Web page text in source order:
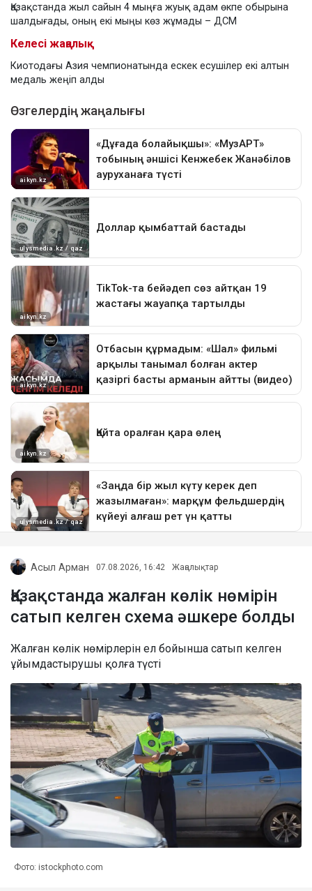
Қазақстанда жыл сайын 4 мыңға жуық адам өкпе обырына
шалдығады, оның екі мыңы көз жұмады – ДСМ
Келесі жаңалық
Киотодағы Азия чемпионатында ескек есушілер екі алтын
медаль жеңіп алды
Асыл Арман 07.08.2026, 16:42 Жаңалықтар
Қазақстанда жалған көлік нөмірін
сатып келген схема әшкере болды
Жалған көлік нөмірлерін ел бойынша сатып келген
ұйымдастырушы қолға түсті
Фото: istockphoto.com